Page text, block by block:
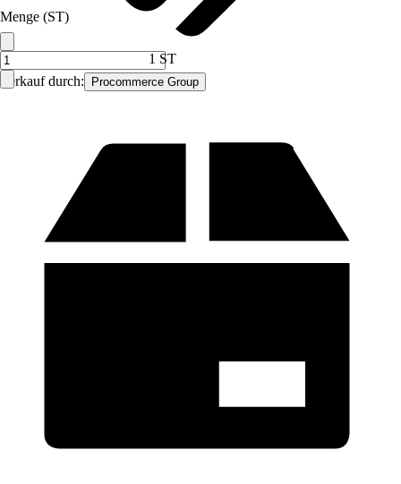
Verkauf durch: Procommerce Group
Menge (ST)
1 ST